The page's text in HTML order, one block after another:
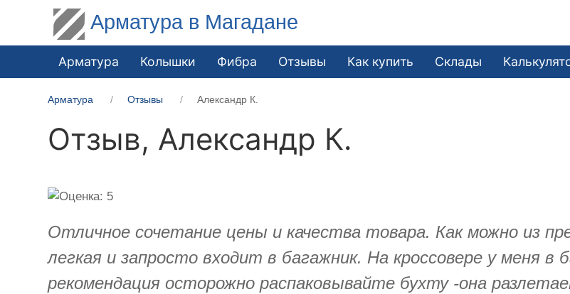
Арматура в Магадане
Арматура Колышки Фибра Отзывы Как купить Склады
Арматура Отзывы Александр К.
Отзыв, Александр К.
Отличное сочетание цены и качества товара. Как можно из
легкая и запросто входит в багажник. На кроссовере у меня
рекомендация осторожно распаковывайте бухту -она